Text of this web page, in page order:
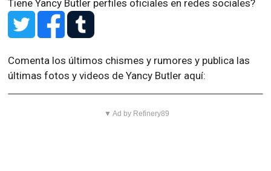
Tiene Yancy Butler perfiles oficiales en redes sociales?
Comenta los últimos chismes y rumores y publica las
últimas fotos y videos de Yancy Butler aquí:
▼ Ad by Refinery89